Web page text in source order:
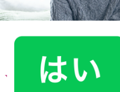
食生活を改善したいと思い
ています。
お料理
M.K.さん